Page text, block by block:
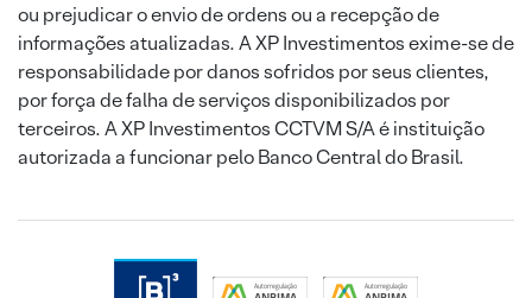
ou prejudicar o envio de ordens ou a recepção de
informações atualizadas. A XP Investimentos exime-se de
responsabilidade por danos sofridos por seus clientes,
por força de falha de serviços disponibilizados por
terceiros. A XP Investimentos CCTVM S/A é instituição
autorizada a funcionar pelo Banco Central do Brasil.